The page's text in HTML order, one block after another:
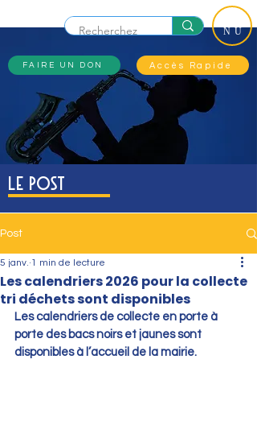
NU
FAIRE UN DON Accès Rapide
Le Post
Post
Les calendriers 2026 pour la collecte
tri déchets sont disponibles
5 janv. 1 min de lecture
Les calendriers de collecte en porte à
porte des bacs noirs et jaunes sont
disponibles à l’accueil de la mairie.